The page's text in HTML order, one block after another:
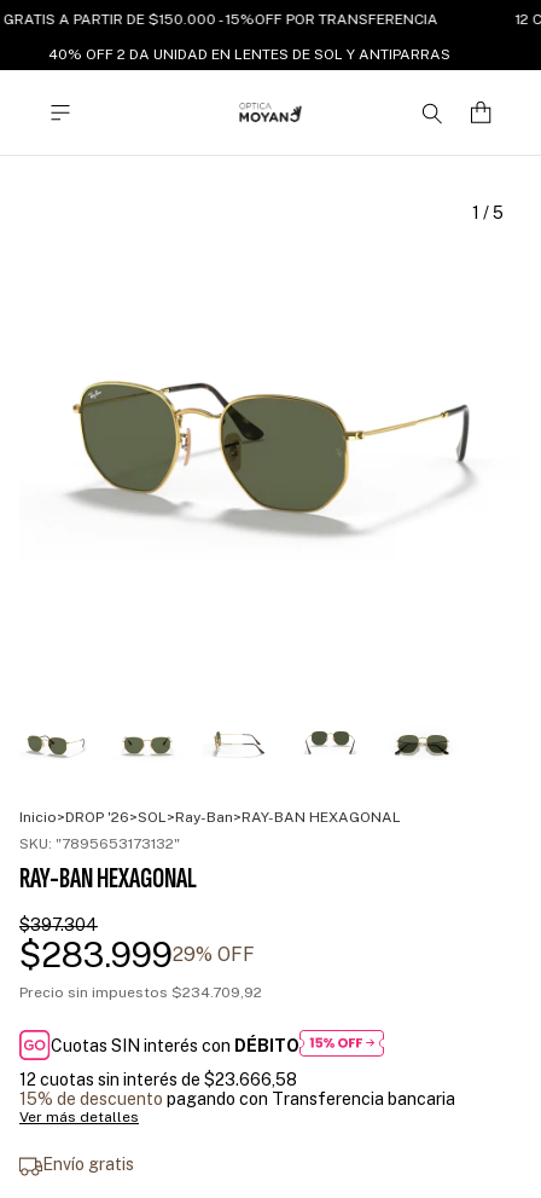
A PARTIR DE $150.000 - 15%OFF POR TRANSFERENCIA 12
40% OFF 2 DA UNIDAD EN LENTES DE SOL Y ANTIPARRAS
1 /5
Inicio>DROP '26>SOL>Ray-Ban>RAY-BAN HEXAGONAL
SKU: "7895653173132"
RAY-BAN HEXAGONAL
$397.304
$283.99929% OFF
Precio sin impuestos $234.709,92
Cuotas SIN interés con DÉBITO
12 cuotas sin interés de $23.666,58
15% de descuento pagando con Transferencia bancaria
Ver más detalles
Envío gratis